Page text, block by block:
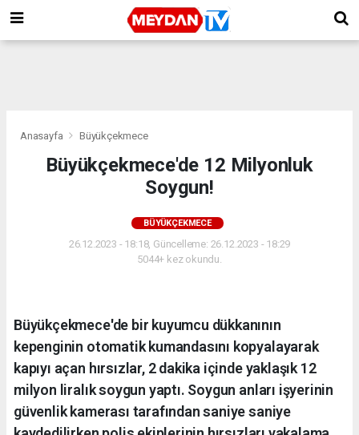
Anasayfa Büyükçekmece
Büyükçekmece'de 12 Milyonluk
Soygun!
BÜYÜKÇEKMECE
26.12.2023 - 18:18, Güncelleme: 26.12.2023 - 18:29
5044+ kez okundu.
Büyükçekmece'de bir kuyumcu dükkanının
kepenginin otomatik kumandasını kopyalayarak
kapıyı açan hırsızlar, 2 dakika içinde yaklaşık 12
milyon liralık soygun yaptı. Soygun anları işyerinin
güvenlik kamerası tarafından saniye saniye